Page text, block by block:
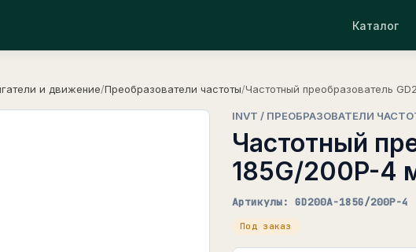
Каталог
и движение/Преобразователи частоты/Частотный преобразователь
INVT / ПРЕОБРАЗОВАТЕЛИ
Частотный
185G/200P-4
Артикулы: GD200A-185G/200P-4
Под заказ